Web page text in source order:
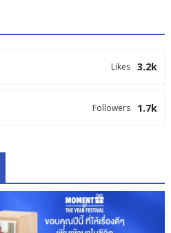
3.2k
Likes
1.7k
Followers